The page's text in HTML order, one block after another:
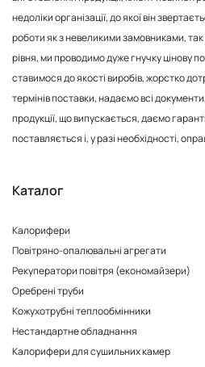
недоліки організації, до якої він
роботи як з невеликими замовниками,
рівня, ми проводимо дуже гнучку цінову
ставимося до якості виробів, жорстко
термінів поставки, надаємо всі
продукції, що випускається, даємо
поставляється і, у разі необхідності,
Каталог
Калорифери
Повітряно-опалювальні агрегати
Рекуператори повітря (економайзери)
Оребрені труби
Кожухотрубні теплообмінники
Нестандартне обладнання
Калорифери для сушильних камер